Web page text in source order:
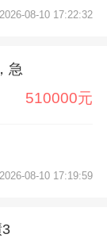
2026-08-10 17:22:32
急
510000元
2026-08-10 17:19:59